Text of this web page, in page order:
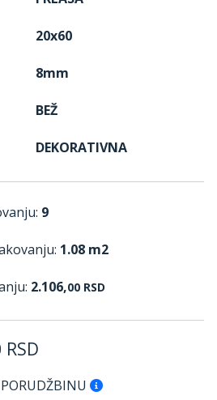
20x60
8mm
BEŽ
DEKORATIVNA
9
1.08 m2
2.106,00 RSD
RSD